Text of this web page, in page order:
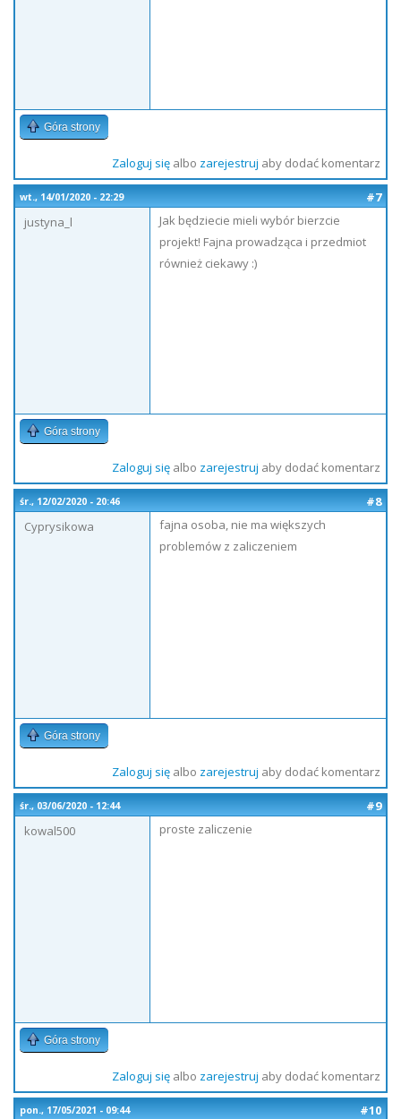
Góra strony
Zaloguj sięalbo zarejestruj aby dodać komentarz
wt., 14/01/2020 - 22:29
#7
justyna_l
Jak będziecie mieli wybór bierzcie
projekt! Fajna prowadząca i przedmiot
również ciekawy :)
Góra strony
Zaloguj sięalbo zarejestruj aby dodać komentarz
śr., 12/02/2020 - 20:46
#8
Cyprysikowa
fajna osoba, nie ma większych
problemów z zaliczeniem
Góra strony
Zaloguj sięalbo zarejestruj aby dodać komentarz
śr., 03/06/2020 - 12:44
#9
kowal500
proste zaliczenie
Góra strony
Zaloguj sięalbo zarejestruj aby dodać komentarz
pon., 17/05/2021 - 09:44
#10